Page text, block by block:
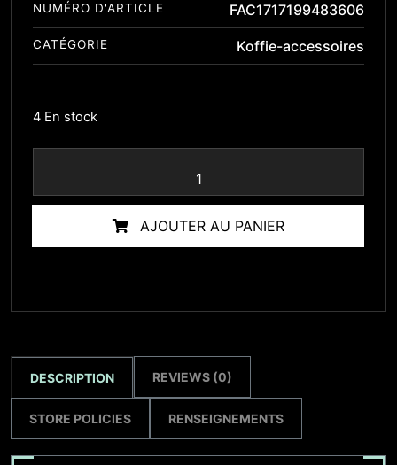
NUMÉRO D'ARTICLE FAC1717199483606
CATÉGORIE Koffie-accessoires
4 En stock
AJOUTER AU PANIER
DESCRIPTION REVIEWS (0)
STORE POLICIES RENSEIGNEMENTS